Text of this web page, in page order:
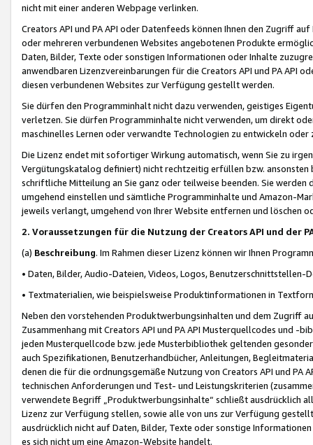
nicht mit einer anderen Webpage verlinken.
Creators API und PA API oder Datenfeeds können Ihnen den Zugriff
oder mehreren verbundenen Websites angebotenen Produkte
Daten, Bilder, Texte oder sonstigen Informationen oder Inhalte
anwendbaren Lizenzvereinbarungen für die Creators API und PA API
diesen verbundenen Websites zur Verfügung gestellt werden.
Sie dürfen den Programminhalt nicht dazu verwenden, geistiges
verletzen. Sie dürfen Programminhalte nicht verwenden, um direkt
maschinelles Lernen oder verwandte Technologien zu entwickeln
Die Lizenz endet mit sofortiger Wirkung automatisch, wenn Sie zu
Vergütungskatalog definiert) nicht rechtzeitig erfüllen bzw. ansonsten
schriftliche Mitteilung an Sie ganz oder teilweise beenden. Sie werden
umgehend einstellen und sämtliche Programminhalte und Amazon-
jeweils verlangt, umgehend von Ihrer Website entfernen und löschen
2. Voraussetzungen für die Nutzung der Creators API und der
(a) Beschreibung. Im Rahmen dieser Lizenz können wir Ihnen
• Daten, Bilder, Audio-Dateien, Videos, Logos, Benutzerschnittstellen-
• Textmaterialien, wie beispielsweise Produktinformationen in
Neben den vorstehenden Produktwerbungsinhalten und dem Zugriff
Zusammenhang mit Creators API und PA API Musterquellcodes und
jeden Musterquellcode bzw. jede Musterbibliothek geltenden
auch Spezifikationen, Benutzerhandbücher, Anleitungen,
denen die für die ordnungsgemäße Nutzung von Creators API und PA
technischen Anforderungen und Test- und Leistungskriterien
verwendete Begriff „Produktwerbungsinhalte“ schließt ausdrücklich
Lizenz zur Verfügung stellen, sowie alle von uns zur Verfügung
ausdrücklich nicht auf Daten, Bilder, Texte oder sonstige
es sich nicht um eine Amazon-Website handelt.